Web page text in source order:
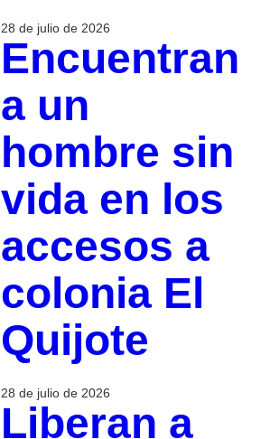
28 de julio de 2026
Encuentran
a un
hombre sin
vida en los
accesos a
colonia El
Quijote
28 de julio de 2026
Liberan a